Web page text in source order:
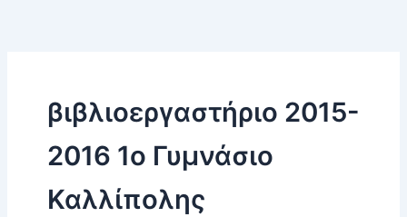
βιβλιοεργαστήριο 2015-
2016 1ο Γυμνάσιο
Καλλίπολης